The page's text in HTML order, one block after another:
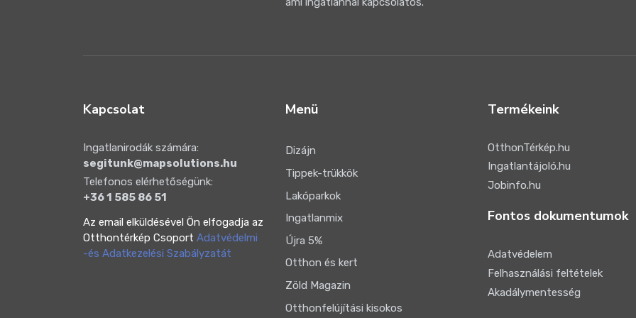
Kapcsolat
Ingatlanirodák számára:
segitunk@mapsolutions.hu
Telefonos elérhetőségünk:
+36 1 585 86 51
Az email elküldésével Ön elfogadja az
Otthontérkép Csoport Adatvédelmi
-és Adatkezelési Szabályzatát
Menü
Dizájn
Tippek-trükkök
Lakóparkok
Ingatlanmix
Újra 5%
Otthon és kert
Zöld Magazin
Otthonfelújítási kisokos
Termékeink
OtthonTérkép.hu
Ingatlantájoló.hu
Jobinfo.hu
Fontos dokumentumok
Adatvédelem
Felhasználási feltételek
Akadálymentesség